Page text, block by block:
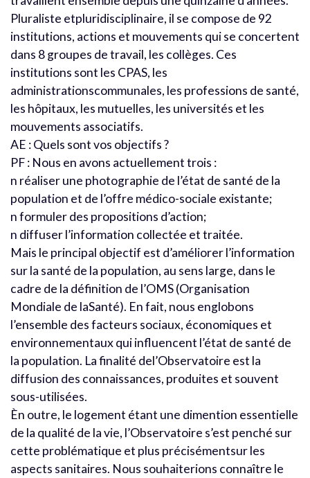
Pluraliste etpluridisciplinaire, il se compose de 92
institutions, actions et mouvements qui se concertent
dans 8 groupes de travail, les collèges. Ces
institutions sont les CPAS, les
administrationscommunales, les professions de santé,
les hôpitaux, les mutuelles, les universités et les
mouvements associatifs.
AE : Quels sont vos objectifs ?
PF : Nous en avons actuellement trois :
n réaliser une photographie de l’état de santé de la
population et de l’offre médico-sociale existante;
n formuler des propositions d’action;
n diffuser l’information collectée et traitée.
Mais le principal objectif est d’améliorer l’information
sur la santé de la population, au sens large, dans le
cadre de la définition de l’OMS (Organisation
Mondiale de laSanté). En fait, nous englobons
l’ensemble des facteurs sociaux, économiques et
environnementaux qui influencent l’état de santé de
la population. La finalité del’Observatoire est la
diffusion des connaissances, produites et souvent
sous-utilisées.
Èn outre, le logement étant une dimention essentielle
de la qualité de la vie, l’Observatoire s’est penché sur
cette problématique et plus précisémentsur les
aspects sanitaires. Nous souhaiterions connaître le